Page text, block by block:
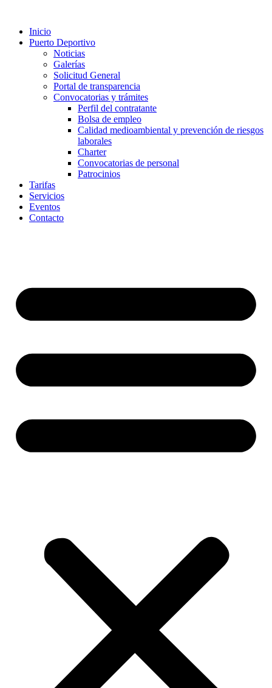
Inicio
Puerto Deportivo
Noticias
Galerías
Solicitud General
Portal de transparencia
Convocatorias y trámites
Perfil del contratante
Bolsa de empleo
Calidad medioambiental y prevención de riesgos
laborales
Charter
Convocatorias de personal
Patrocinios
Tarifas
Servicios
Eventos
Contacto